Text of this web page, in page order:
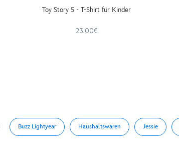
Toy Story 5 - T-Shirt für Kinder
23.00€
Buzz Lightyear Haushaltswaren Jessie